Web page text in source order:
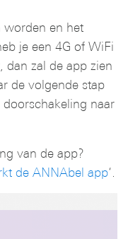
worden en het
je een 4G of WiFi
zal de app zien
de volgende stap
naar
van de app?
de ANNAbel app‘.